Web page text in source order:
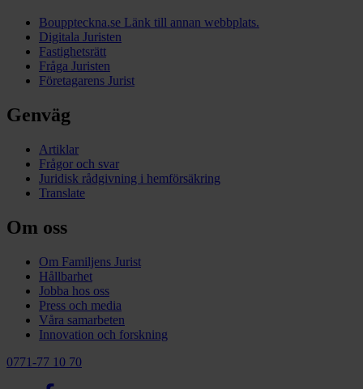
Bouppteckna.se Länk till annan webbplats.
Digitala Juristen
Fastighetsrätt
Fråga Juristen
Företagarens Jurist
Genväg
Artiklar
Frågor och svar
Juridisk rådgivning i hemförsäkring
Translate
Om oss
Om Familjens Jurist
Hållbarhet
Jobba hos oss
Press och media
Våra samarbeten
Innovation och forskning
0771-77 10 70